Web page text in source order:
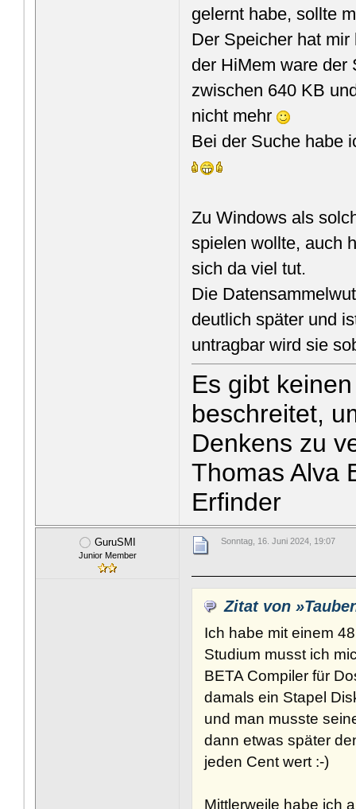
gelernt habe, sollte
Der Speicher hat
der HiMem ware der
zwischen 640 KB
nicht mehr
Bei der Suche habe
Zu Windows als
spielen wollte, auch
sich da viel tut.
Die
deutlich später und
untragbar wird sie
Es gibt
beschreitet,
Denkens zu
Thomas Alva
Erfinder
GuruSMI
Junior Member
Sonntag, 16. Juni 2024, 19:07
Zitat von
Ich habe mit einem
Studium musst ich
BETA Compiler für
damals ein Stapel
und man musste
dann etwas später
jeden Cent wert :-)
Mittlerweile habe ich